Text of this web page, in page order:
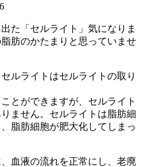
た「セルライト」気になりま
肪のかたまりと思っていませ
ルライトはセルライトの取り
とができますが、セルライト
ません。セルライトは脂肪細
脂肪細胞が肥大化してしまっ
血液の流れを正常にし、老廃